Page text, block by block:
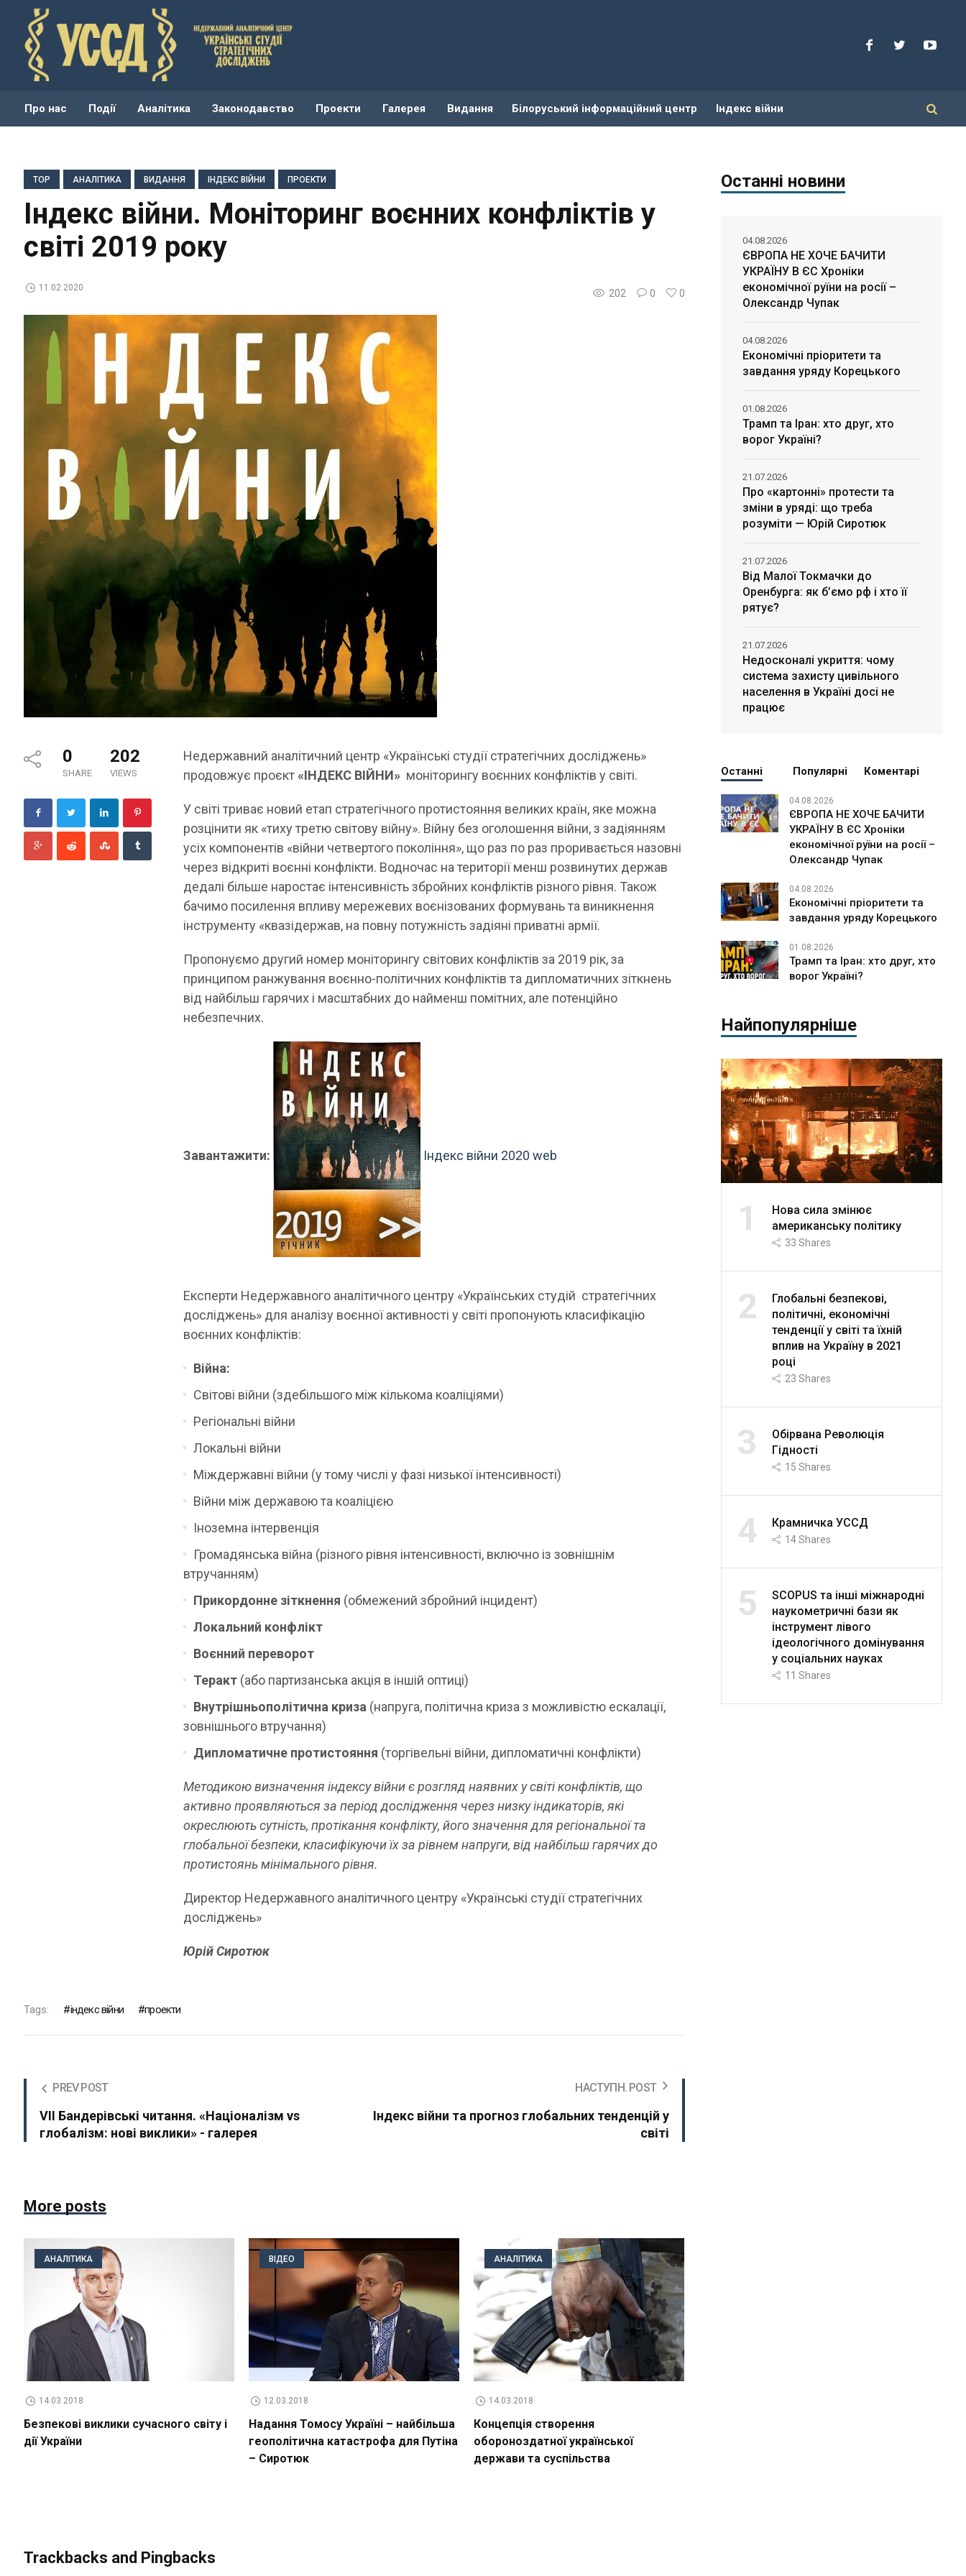
Про нас Події Аналітика Законодавство Проекти Галерея Видання Білоруський інформаційний центр Індекс війни
TOP АНАЛІТИКА ВИДАННЯ ІНДЕКС ВІЙНИ ПРОЕКТИ
Індекс війни. Моніторинг воєнних конфліктів у
світі 2019 року
202 0 0
11.02.2020
0
SHARE
202
VIEWS
Недержавний аналітичний центр «Українські студії стратегічних досліджень»
продовжує проєкт«ІНДЕКС ВІЙНИ» моніторингу воєнних конфліктів у світі.
У світі триває новий етап стратегічного протистояння великих країн, яке можна
розцінити як «тиху третю світову війну». Війну без оголошення війни, з задіянням
усіх компонентів «війни четвертого покоління», що раз по раз проривається назовні
через відкриті воєнні конфлікти. Водночас на території менш розвинутих держав
дедалі більше наростає інтенсивність збройних конфліктів різного рівня. Також
бачимо посилення впливу мережевих воєнізованих формувань та виникнення
інструменту «квазідержав, на повну потужність задіяні приватні армії.
Пропонуємо другий номер моніторингу світових конфліктів за 2019 рік, за
принципом ранжування воєнно-політичних конфліктів та дипломатичних зіткнень
від найбільш гарячих і масштабних до найменш помітних, але потенційно
небезпечних.
Завантажити: Індекс війни 2020 web
Експерти Недержавного аналітичного центру «Українських студій стратегічних
досліджень» для аналізу воєнної активності у світі пропонують класифікацію
воєнних конфліктів:
Війна:
Світові війни (здебільшого між кількома коаліціями)
Регіональні війни
Локальні війни
Міждержавні війни (у тому числі у фазі низької інтенсивності)
Війни між державою та коаліцією
Іноземна інтервенція
Громадянська війна (різного рівня інтенсивності, включно із зовнішнім
втручанням)
Прикордонне зіткнення (обмежений збройний інцидент)
Локальний конфлікт
Воєнний переворот
Теракт (або партизанська акція в іншій оптиці)
Внутрішньополітична криза (напруга, політична криза з можливістю ескалації,
зовнішнього втручання)
Дипломатичне протистояння (торгівельні війни, дипломатичні конфлікти)
Методикою визначення індексу війни є розгляд наявних у світі конфліктів, що
активно проявляються за період дослідження через низку індикаторів, які
окреслюють сутність, протікання конфлікту, його значення для регіональної та
глобальної безпеки, класифікуючи їх за рівнем напруги, від найбільш гарячих до
протистоянь мінімального рівня.
Директор Недержавного аналітичного центру «Українські студії стратегічних
досліджень»
Юрій Сиротюк
Tags: індекс війни проекти
PREV POST
VIІ Бандерівські читання. «Націоналізм vs
глобалізм: нові виклики» - галерея
НАСТУПН. POST
Індекc війни та прогноз глобальних тенденцій у
світі
More posts
АНАЛІТИКА
14.03.2018
Безпекові виклики сучасного світу і
дії України
ВІДЕО
12.03.2018
Надання Томосу Україні – найбільша
геополітична катастрофа для Путіна
– Сиротюк
АНАЛІТИКА
14.03.2018
Концепція створення
обороноздатної української
держави та суспільства
Trackbacks and Pingbacks
Останні новини
ЄВРОПА НЕ ХОЧЕ БАЧИТИ
УКРАЇНУ В ЄС Хроніки
економічної руїни на росії –
Олександр Чупак
04.08.2026
Економічні пріоритети та
завдання уряду Корецького
04.08.2026
Трамп та Іран: хто друг, хто
ворог Україні?
01.08.2026
Про «картонні» протести та
зміни в уряді: що треба
розуміти — Юрій Сиротюк
21.07.2026
Від Малої Токмачки до
Оренбурга: як б’ємо рф і хто її
рятує?
21.07.2026
Недосконалі укриття: чому
система захисту цивільного
населення в Україні досі не
працює
21.07.2026
Останні Популярні Коментарі
04.08.2026
ЄВРОПА НЕ ХОЧЕ БАЧИТИ
УКРАЇНУ В ЄС Хроніки
економічної руїни на росії –
Олександр Чупак
04.08.2026
Економічні пріоритети та
завдання уряду Корецького
01.08.2026
Трамп та Іран: хто друг, хто
ворог Україні?
Найпопулярніше
1
Нова сила змінює
американську політику
33 Shares
2
Глобальні безпекові,
політичні, економічні
тенденції у світі та їхній
вплив на Україну в 2021
році
23 Shares
3
Обірвана Революція
Гідності
15 Shares
4 Крамничка УССД
14Shares
5
SCOPUS та інші міжнародні
наукометричні бази як
інструмент лівого
ідеологічного домінування
у соціальних науках
11 Shares